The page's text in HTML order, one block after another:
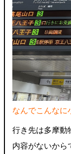
なんでこんなに
行き先は多摩動
内容がないから